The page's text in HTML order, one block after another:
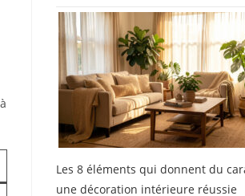
Les 8 éléments qui donnent du
une décoration intérieure réussie